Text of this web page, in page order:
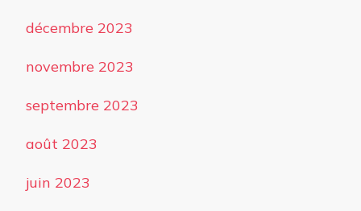
décembre 2023
novembre 2023
septembre 2023
août 2023
juin 2023